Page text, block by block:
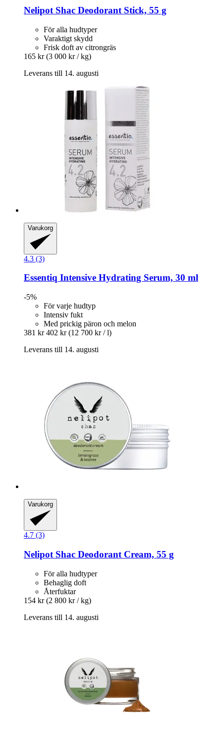
Nelipot Shac Deodorant Stick, 55 g
För alla hudtyper
Varaktigt skydd
Frisk doft av citrongräs
165 kr (3 000 kr / kg)
Leverans till 14. augusti
Varukorg
4.3 (3)
Essentiq Intensive Hydrating Serum, 30 ml
-5%
För varje hudtyp
Intensiv fukt
Med prickig päron och melon
381 kr 402 kr (12 700 kr / l)
Leverans till 14. augusti
Varukorg
4.7 (3)
Nelipot Shac Deodorant Cream, 55 g
För alla hudtyper
Behaglig doft
Återfuktar
154 kr (2 800 kr / kg)
Leverans till 14. augusti